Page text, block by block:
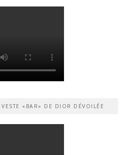
«BAR» DE DIOR DÉVOILÉE